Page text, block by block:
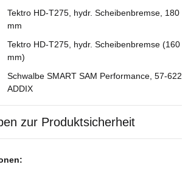
Tektro HD-T275, hydr. Scheibenbremse, 180
mm
Tektro HD-T275, hydr. Scheibenbremse (160
mm)
Schwalbe SMART SAM Performance, 57-622
ADDIX
zur Produktsicherheit